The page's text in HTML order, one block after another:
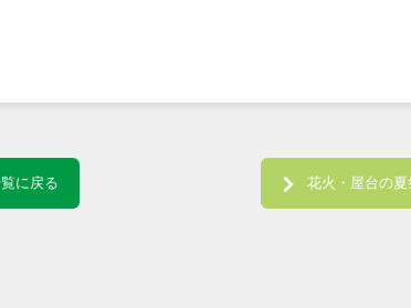
花火・屋台の夏
に戻る